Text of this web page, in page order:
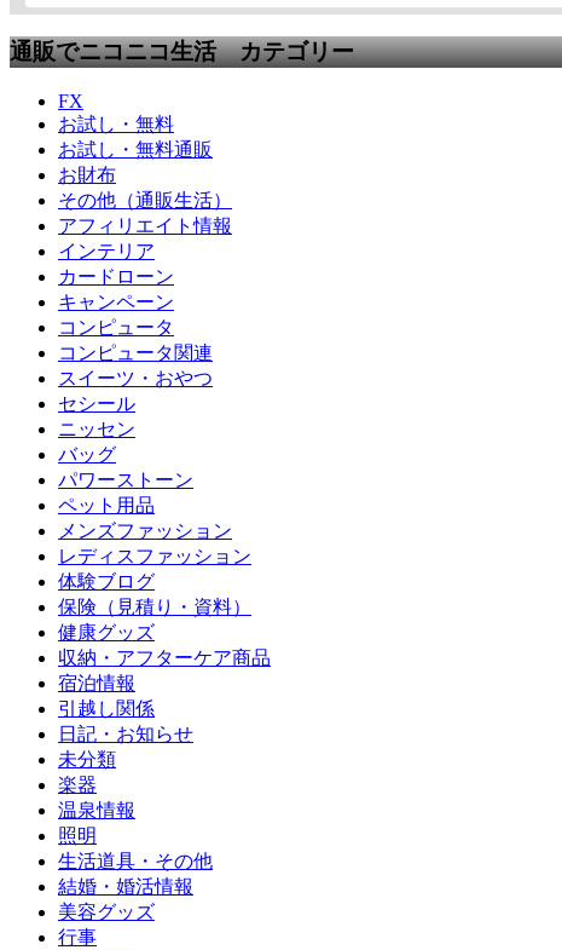
通販でニコニコ生活 カテゴリー
FX
お試し・無料
お試し・無料通販
お財布
その他（通販生活）
アフィリエイト情報
インテリア
カードローン
キャンペーン
コンピュータ
コンピュータ関連
スイーツ・おやつ
セシール
ニッセン
バッグ
パワーストーン
ペット用品
メンズファッション
レディスファッション
体験ブログ
保険（見積り・資料）
健康グッズ
収納・アフターケア商品
宿泊情報
引越し関係
日記・お知らせ
未分類
楽器
温泉情報
照明
生活道具・その他
結婚・婚活情報
美容グッズ
行事